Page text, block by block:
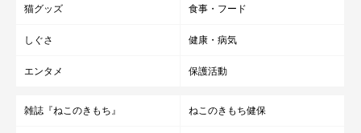
猫グッズ 食事・フード
しぐさ 健康・病気
エンタメ 保護活動
雑誌『ねこのきもち』 ねこのきもち健保